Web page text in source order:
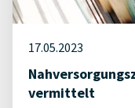
17.05.2023
vermittelt